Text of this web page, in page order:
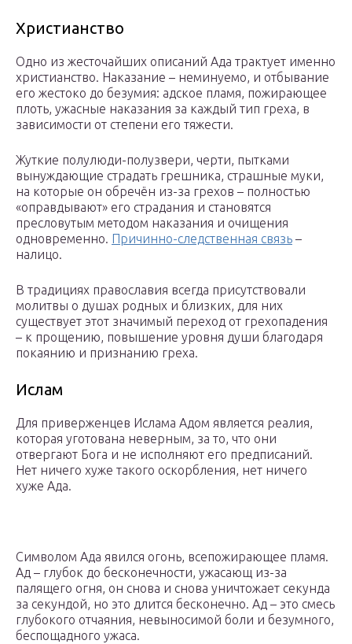
Христианство
Одно из жесточайших описаний Ада трактует именно
христианство. Наказание – неминуемо, и отбывание
его жестоко до безумия: адское пламя, пожирающее
плоть, ужасные наказания за каждый тип греха, в
зависимости от степени его тяжести.
Жуткие полулюди-полузвери, черти, пытками
вынуждающие страдать грешника, страшные муки,
на которые он обречён из-за грехов – полностью
«оправдывают» его страдания и становятся
пресловутым методом наказания и очищения
одновременно. Причинно-следственная связь –
налицо.
В традициях православия всегда присутствовали
молитвы о душах родных и близких, для них
существует этот значимый переход от грехопадения
– к прощению, повышение уровня души благодаря
покаянию и признанию греха.
Ислам
Для приверженцев Ислама Адом является реалия,
которая уготована неверным, за то, что они
отвергают Бога и не исполняют его предписаний.
Нет ничего хуже такого оскорбления, нет ничего
хуже Ада.
Символом Ада явился огонь, всепожирающее пламя.
Ад – глубок до бесконечности, ужасающ из-за
палящего огня, он снова и снова уничтожает секунда
за секундой, но это длится бесконечно. Ад – это смесь
глубокого отчаяния, невыносимой боли и безумного,
беспощадного ужаса.